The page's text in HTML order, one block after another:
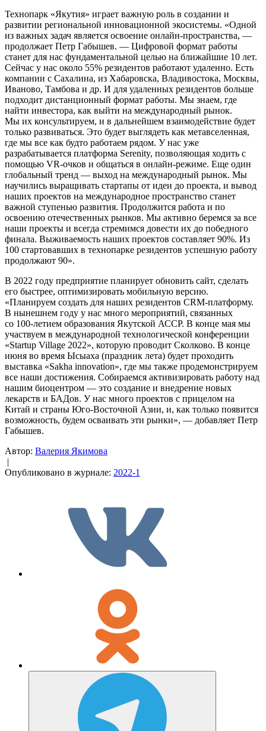
Технопарк «Якутия» играет важную роль в создании и
развитии региональной инновационной экосистемы. «Одной
из важных задач является освоение онлайн-пространства, —
продолжает Петр Габышев. — Цифровой формат работы
станет для нас фундаментальной целью на ближайшие 10 лет.
Сейчас у нас около 55% резидентов работают удаленно. Есть
компании с Сахалина, из Хабаровска, Владивостока, Москвы,
Иваново, Тамбова и др. И для удаленных резидентов больше
подходит дистанционный формат работы. Мы знаем, где
найти инвестора, как выйти на международный рынок.
Мы их консультируем, и в дальнейшем взаимодействие будет
только развиваться. Это будет выглядеть как метавселенная,
где мы все как будто работаем рядом. У нас уже
разрабатывается платформа Serenity, позволяющая ходить с
помощью VR-очков и общаться в онлайн-режиме. Еще один
глобальный тренд — выход на международный рынок. Мы
научились выращивать стартапы от идеи до проекта, и вывод
наших проектов на международное пространство станет
важной ступенью развития. Продолжится работа и по
освоению отечественных рынков. Мы активно беремся за все
наши проекты и всегда стремимся довести их до победного
финала. Выживаемость наших проектов составляет 90%. Из
100 стартовавших в технопарке резидентов успешную работу
продолжают 90».
В 2022 году предприятие планирует обновить сайт, сделать
его быстрее, оптимизировать мобильную версию.
«Планируем создать для наших резидентов CRM-платформу.
В нынешнем году у нас много мероприятий, связанных
со 100-летием образования Якутской АССР. В конце мая мы
участвуем в международной технологической конференции
«Startup Village 2022», которую проводит Сколково. В конце
июня во время Ысыаха (праздник лета) будет проходить
выставка «Sakha innovation», где мы также продемонстрируем
все наши достижения. Собираемся активизировать работу над
нашим биоцентром — это создание и внедрение новых
лекарств и БАДов. У нас много проектов с прицелом на
Китай и страны Юго-Восточной Азии, и, как только появится
возможность, будем осваивать эти рынки», — добавляет Петр
Габышев.
Автор: Валерия Якимова
|
Опубликовано в журнале: 2022-1